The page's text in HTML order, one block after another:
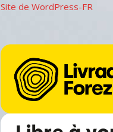
Site de WordPress-FR